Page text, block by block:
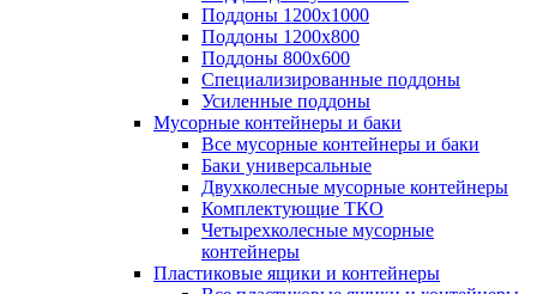
Поддоны 1200х1000
Поддоны 1200х800
Поддоны 800х600
Специализированные поддоны
Усиленные поддоны
Мусорные контейнеры и баки
Все мусорные контейнеры и баки
Баки универсальные
Двухколесные мусорные контейнеры
Комплектующие ТКО
Четырехколесные мусорные
контейнеры
Пластиковые ящики и контейнеры